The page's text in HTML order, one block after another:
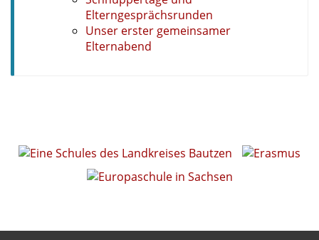
Elterngesprächsrunden
Unser erster gemeinsamer
Elternabend